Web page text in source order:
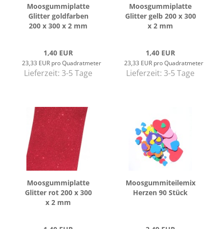
Moos­gum­mi­plat­te
Glit­ter gold­far­ben
200 x 300 x 2 mm
1,40 EUR
23,33 EUR pro Quadratmeter
Lieferzeit: 3-5 Tage
Moos­gum­mi­plat­te
Glit­ter gelb 200 x 300
x 2 mm
1,40 EUR
23,33 EUR pro Quadratmeter
Lieferzeit: 3-5 Tage
Moos­gum­mi­plat­te
Glit­ter rot 200 x 300
x 2 mm
Moos­gum­mi­tei­lemix
Her­zen 90 Stück